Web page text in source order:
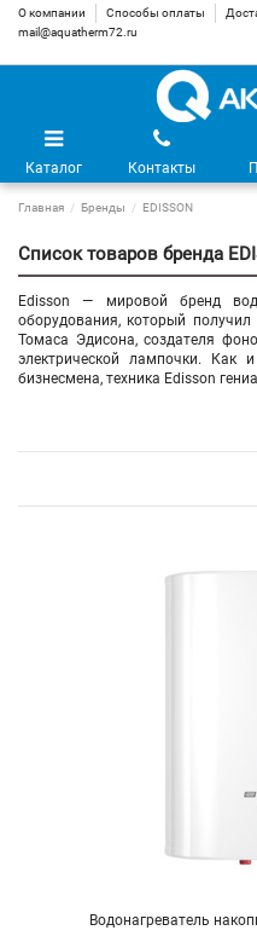
О компании Способы оплаты
mail@aquatherm72.ru
Каталог Контакты
Главная Бренды EDISSON
Список товаров бренда
Edisson — мировой бренд
оборудования, который получил
Томаса Эдисона, создателя
электрической лампочки. Как
бизнесмена, техника Edisson
Водонагреватель